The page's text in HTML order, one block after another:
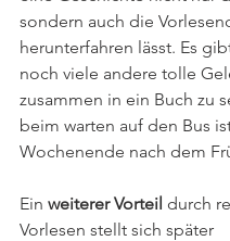
sondern auch die
herunterfahren lässt. Es
noch viele andere tolle
zusammen in ein Buch zu
beim warten auf den Bus
Wochenende nach dem
Ein weiterer Vorteil durch
Vorlesen stellt sich später